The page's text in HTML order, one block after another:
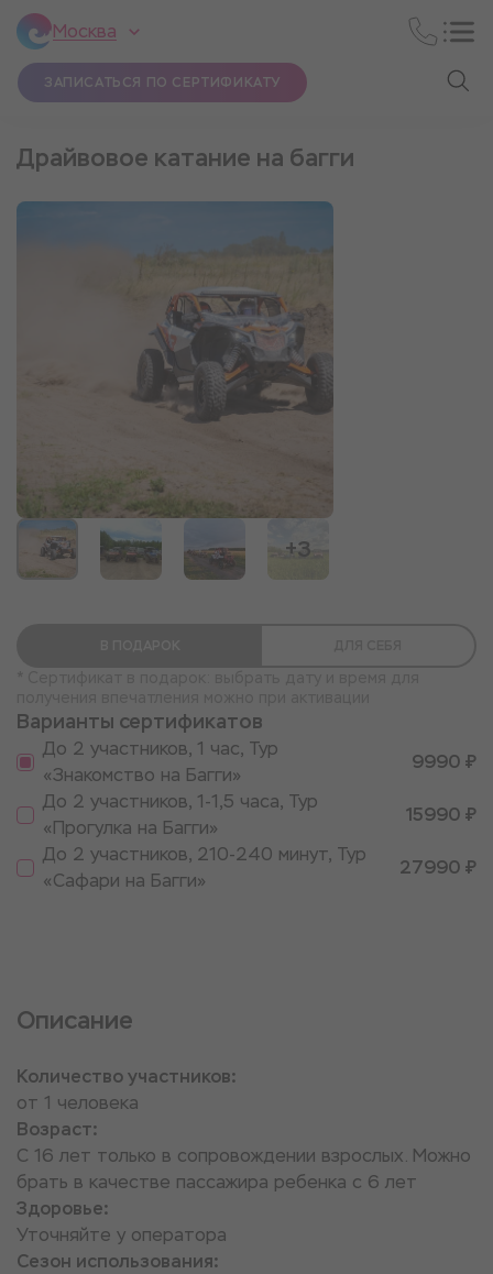
Москва
ЗАПИСАТЬСЯ ПО СЕРТИФИКАТУ
Драйвовое катание на багги
+3
Варианты сертификатов
До 2 участников, 1 час, Тур
«Знакомство на Багги»
9990 ₽
До 2 участников, 1-1,5 часа, Тур
«Прогулка на Багги»
15990 ₽
До 2 участников, 210-240 минут, Тур
«Сафари на Багги»
27990 ₽
Описание
Количество участников:
от 1 человека
Возраст:
С 16 лет только в сопровождении взрослых. Можно
брать в качестве пассажира ребенка с 6 лет
Здоровье:
Уточняйте у оператора
Сезон использования: